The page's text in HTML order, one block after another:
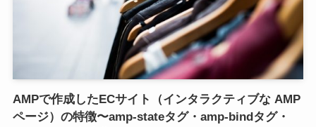
AMPで作成したECサイト（インタラクティブな AMP
ページ）の特徴〜amp-stateタグ・amp-bindタグ・